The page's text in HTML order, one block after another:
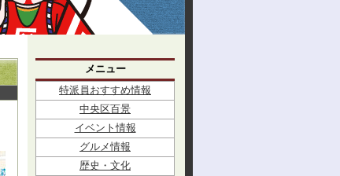
メニュー
特派員おすすめ情報
中央区百景
イベント情報
グルメ情報
歴史・文化